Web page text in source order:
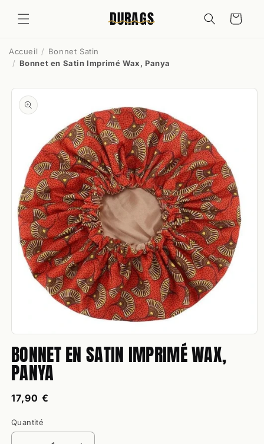
passer
au
DURAGS Panier
Accueil
Bonnet Satin
Bonnet en Satin Imprimé Wax, Panya
Passer aux
informations
produits
le
média
1
dans
fenêtre
modale
BONNET EN SATIN IMPRIMÉ WAX,
PANYA
Prix
17,90 €
Quantité
Quantité